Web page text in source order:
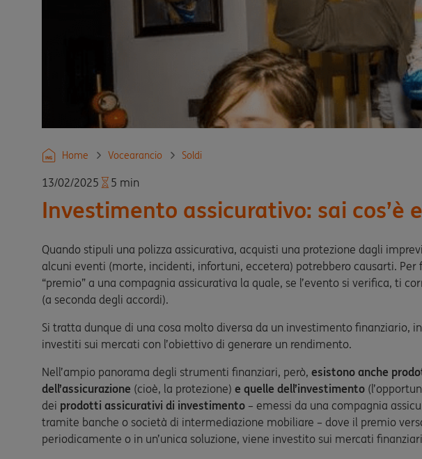
Home Vocearancio Soldi
13/02/2025 5 min
Investimento assicurativo: sai cos’è
Quando stipuli una polizza assicurativa, acquisti una protezione dagli
alcuni eventi (morte, incidenti, infortuni, eccetera) potrebbero causarti.
“premio” a una compagnia assicurativa la quale, se l’evento si verifica, ti
(a seconda degli accordi).
Si tratta dunque di una cosa molto diversa da un investimento finanziario,
investiti sui mercati con l’obiettivo di generare un rendimento.
Nell’ampio panorama degli strumenti finanziari, però, esistono anche
dell’assicurazione (cioè, la protezione) e quelle dell’investimento
dei prodotti assicurativi di investimento – emessi da una compagnia
tramite banche o società di intermediazione mobiliare – dove il premio
periodicamente o in un’unica soluzione, viene investito sui mercati